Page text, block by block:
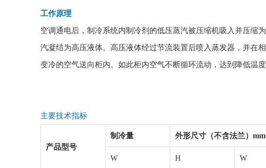
工作原理
空调通电后，制冷系统内制冷剂的低压蒸汽被压缩机吸入并压缩
汽凝结为高压液体。高压液体经过节流装置后喷入蒸发器，并在
变冷的空气送向柜内。如此柜内空气不断循环流动，达到降低温度
主要技术指标
产品型号
制冷量 外形尺寸（不含法兰）mm
W H W